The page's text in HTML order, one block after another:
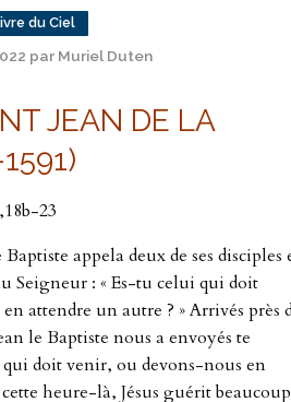
du Ciel
par Muriel Duten
JEAN DE LA
23
appela deux de ses disciples
Seigneur : « Es-tu celui qui doit
attendre un autre ? » Arrivés près
le Baptiste nous a envoyés te
doit venir, ou devons-nous en
heure-là, Jésus guérit beaucoup